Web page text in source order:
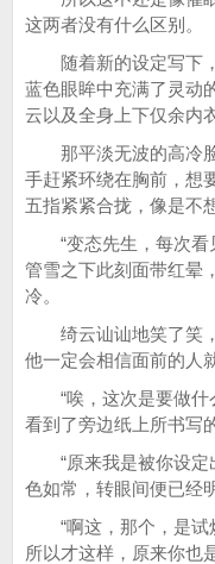
这两者没有什么区别。
随着新的设定写下，
蓝色眼眸中充满了灵动
云以及全身上下仅余内
那平淡无波的高冷脸
手赶紧环绕在胸前，想
五指紧紧合拢，像是不
“变态先生，每次看
管雪之下此刻面带红晕
冷。
绮云讪讪地笑了笑，
他一定会相信面前的人
“唉，这次是要做什
看到了旁边纸上所书写
“原来我是被你设定
色如常，转眼间便已经
“啊这，那个，是试
所以才这样，原来你也